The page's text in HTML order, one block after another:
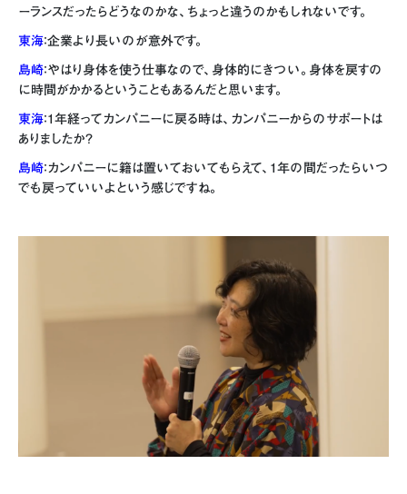
ーランスだったらどうなのかな、ちょっと違うのかもしれないです。
東海：企業より長いのが意外です。
島崎：やはり身体を使う仕事なので、身体的にきつい。身体を戻すの
に時間がかかるということもあるんだと思います。
東海：1年経ってカンパニーに戻る時は、カンパニーからのサポートは
ありましたか？
島崎：カンパニーに籍は置いておいてもらえて、1年の間だったらいつ
でも戻っていいよという感じですね。